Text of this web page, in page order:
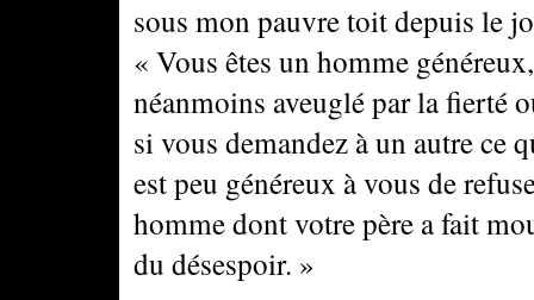
sous mon pauvre toit depuis le
« Vous êtes un homme
néanmoins aveuglé par la fierté
si vous demandez à un autre
est peu généreux à vous de
homme dont votre père a fait
du désespoir. »